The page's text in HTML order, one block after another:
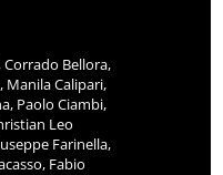
Corrado Bellora,
Manila Calipari,
Paolo Ciambi,
Leo
Farinella,
Fabio